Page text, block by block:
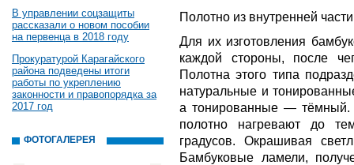
В управлении соцзащиты
рассказали о новом пособии
на первенца в 2018 году
Прокуратурой Карагайского
района подведены итоги
работы по укреплению
законности и правопорядка за
2017 год
ФОТОГАЛЕРЕЯ
Полотно из внутренней
Для их изготовления
каждой стороны, после
Полотна этого типа
натуральные и
а тонированные — тёмный.
полотно нагревают до
градусов. Окрашивая
Бамбуковые ламели,